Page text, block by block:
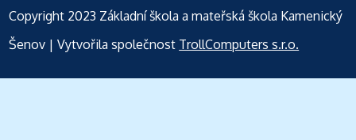
Copyright 2023 Základní škola a mateřská škola Kamenický
Šenov | Vytvořila společnost TrollComputers s.r.o.